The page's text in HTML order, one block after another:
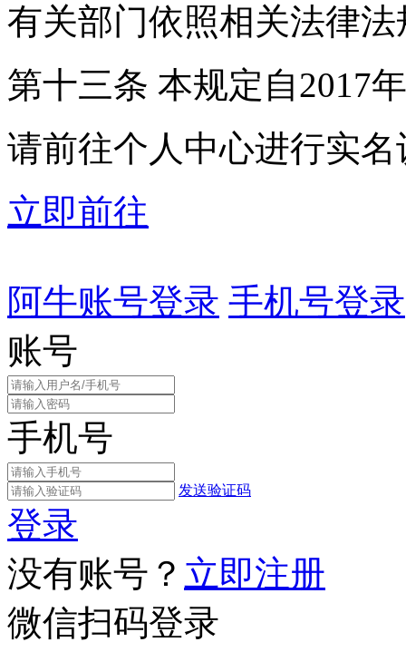
有关部门依照相关法律
第十三条 本规定自2017
请前往个人中心进行实名
立即前往
阿牛账号登录 手机号登录
账号
手机号
发送验证码
登录
没有账号？ 立即注册
微信扫码登录